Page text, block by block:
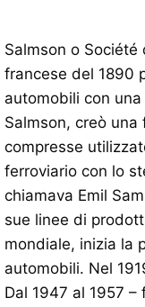
Salmson o
francese del 1890
automobili con
Salmson, creò
compresse
ferroviario con lo
chiamava Emil
sue linee di
mondiale, inizia la
automobili. Nel
Dal 1947 al 1957